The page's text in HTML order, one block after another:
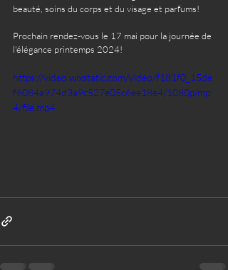
beauté, soins du corps et du visage et parfums!
Prochain rendez-vous le 17 mai pour la journée de
l'élégance printemps 2024!
https://video.wixstatic.com/video/f181f0_15de
f6084a974d3a9c527e05c6ee18e4/1080p/mp
4/file.mp4